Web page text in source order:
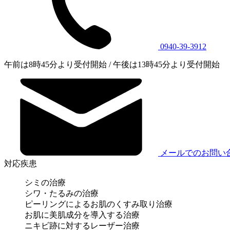
0940-39-3912
午前は8時45分より受付開始 / 午後は13時45分より受付開始
メールでのお問い
対応疾患
シミの治療
シワ・たるみの治療
ピーリングによるお肌のくすみ取り治療
お肌に美肌成分を導入する治療
ニキビ跡に対するレーザー治療